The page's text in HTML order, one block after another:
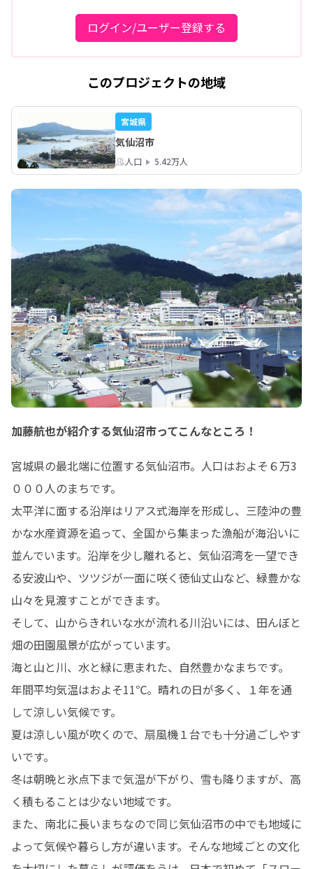
ログイン/ユーザー登録する
このプロジェクトの地域
宮城県
気仙沼市
人口 5.42万人
加藤航也が紹介する気仙沼市ってこんなところ！
宮城県の最北端に位置する気仙沼市。人口はおよそ６万3
０００人のまちです。
太平洋に面する沿岸はリアス式海岸を形成し、三陸沖の豊
かな水産資源を追って、全国から集まった漁船が海沿いに
並んでいます。沿岸を少し離れると、気仙沼湾を一望でき
る安波山や、ツツジが一面に咲く徳仙丈山など、緑豊かな
山々を見渡すことができます。
そして、山からきれいな水が流れる川沿いには、田んぼと
畑の田園風景が広がっています。
海と山と川、水と緑に恵まれた、自然豊かなまちです。
年間平均気温はおよそ11℃。晴れの日が多く、１年を通
して涼しい気候です。
夏は涼しい風が吹くので、扇風機１台でも十分過ごしやす
いです。
冬は朝晩と氷点下まで気温が下がり、雪も降りますが、高
く積もることは少ない地域です。
また、南北に長いまちなので同じ気仙沼市の中でも地域に
よって気候や暮らし方が違います。そんな地域ごとの文化